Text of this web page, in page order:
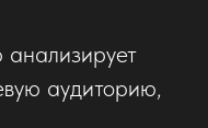
аудиторию,